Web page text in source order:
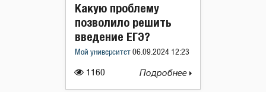
1160
Какую проблему
позволило решить
введение ЕГЭ?
Мой университет 06.09.2024 12:23
Подробнее